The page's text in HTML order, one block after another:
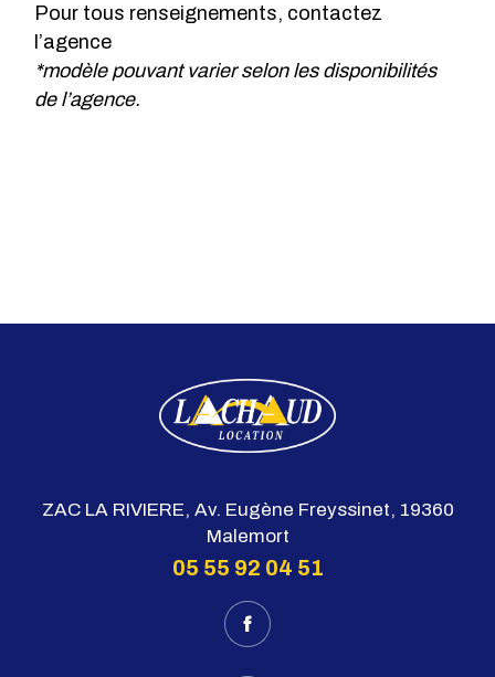
Pour tous renseignements, contactez
l’agence
*modèle pouvant varier selon les disponibilités
de l’agence.
ZAC LA RIVIERE, Av. Eugène Freyssinet, 19360
Malemort
05 55 92 04 51